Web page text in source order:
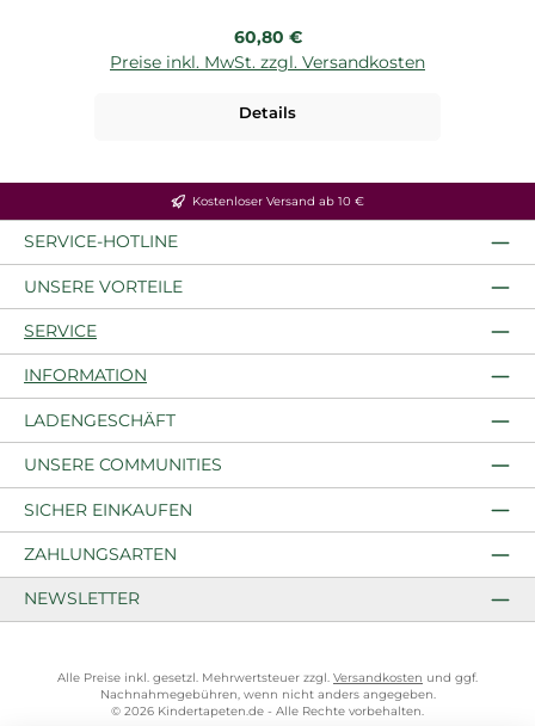
Regulärer Preis:
60,80 €
Preise inkl. MwSt. zzgl. Versandkosten
Details
Kostenloser Versand ab 10 €
SERVICE-HOTLINE
UNSERE VORTEILE
SERVICE
INFORMATION
LADENGESCHÄFT
UNSERE COMMUNITIES
SICHER EINKAUFEN
ZAHLUNGSARTEN
NEWSLETTER
Alle Preise inkl. gesetzl. Mehrwertsteuer zzgl. Versandkosten und ggf.
Nachnahmegebühren, wenn nicht anders angegeben.
© 2026 Kindertapeten.de - Alle Rechte vorbehalten.